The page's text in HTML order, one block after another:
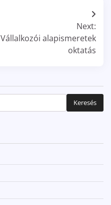
Next:
Vállalkozói alapismeretek
oktatás